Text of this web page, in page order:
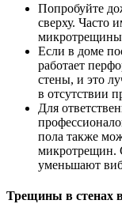
Попробуйте
сверху. Часто
микротрещины,
Если в доме
работает
стены, и это
в отсутствии
Для
пола также
микротрещин.
уменьшают
Трещины в стенах